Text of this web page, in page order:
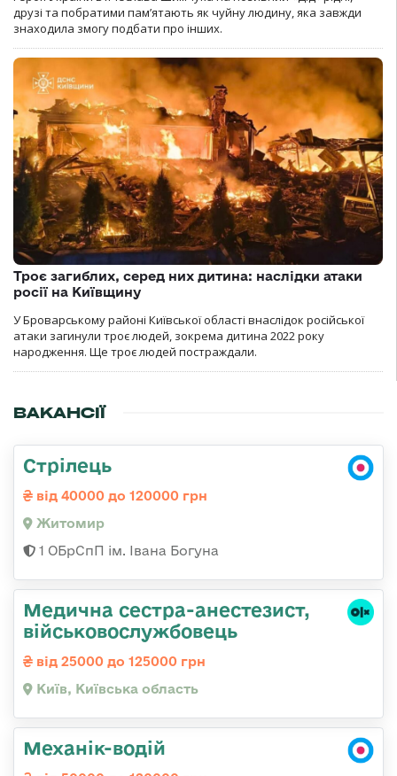
друзі та побратими пам’ятають як чуйну людину, яка завжди
знаходила змогу подбати про інших.
Троє загиблих, серед них дитина: наслідки атаки
росії на Київщину
У Броварському районі Київської області внаслідок російської
атаки загинули троє людей, зокрема дитина 2022 року
народження. Ще троє людей постраждали.
ВАКАНСІЇ
Стрілець
від 40000 до 120000 грн
Житомир
1 ОБрСпП ім. Івана Богуна
Медична сестpа-анестезист,
військовослужбовець
від 25000 до 125000 грн
Київ, Київська область
Механік-водій